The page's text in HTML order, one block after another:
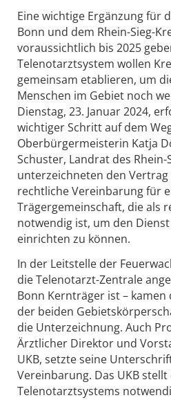
Eine wichtige Ergänzung für
Bonn und dem Rhein-Sieg-
voraussichtlich bis 2025
Telenotarztsystem wollen
gemeinsam etablieren, um
Menschen im Gebiet noch
Dienstag, 23. Januar 2024,
wichtiger Schritt auf dem
Oberbürgermeisterin Katja
Schuster, Landrat des Rhein-
unterzeichneten den
rechtliche Vereinbarung für
Trägergemeinschaft, die als
notwendig ist, um den
einrichten zu können.
In der Leitstelle der
die Telenotarzt-Zentrale
Bonn Kernträger ist –
der beiden
die Unterzeichnung. Auch
Ärztlicher Direktor und
UKB, setzte seine
Vereinbarung. Das UKB
Telenotarztsystems